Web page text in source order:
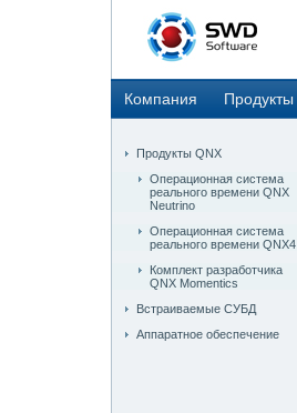
Компания Продукты
Продукты QNX
Операционная система
реального времени QNX
Neutrino
Операционная система
реального времени QNX4
Комплект разработчика
QNX Momentics
Встраиваемые СУБД
Аппаратное обеспечение